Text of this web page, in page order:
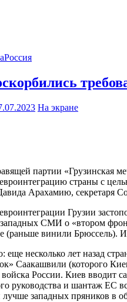
Россия
На экране
партии «Грузинская
страны с
Арахамию, секретаря
Грузии
СМИ о «втором
винили Брюссель). И
еще несколько лет назад
Саакашвили (которого
войска России. Киев вводит
руководства и шантаж ЕС
западных пряников в